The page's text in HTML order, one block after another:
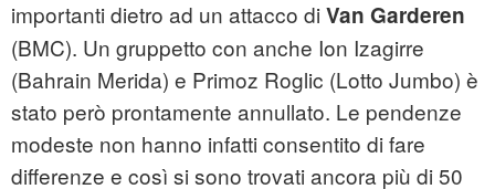
importanti dietro ad un attacco di Van Garderen
(BMC). Un gruppetto con anche Ion Izagirre
(Bahrain Merida) e Primoz Roglic (Lotto Jumbo) è
stato però prontamente annullato. Le pendenze
modeste non hanno infatti consentito di fare
differenze e così si sono trovati ancora più di 50